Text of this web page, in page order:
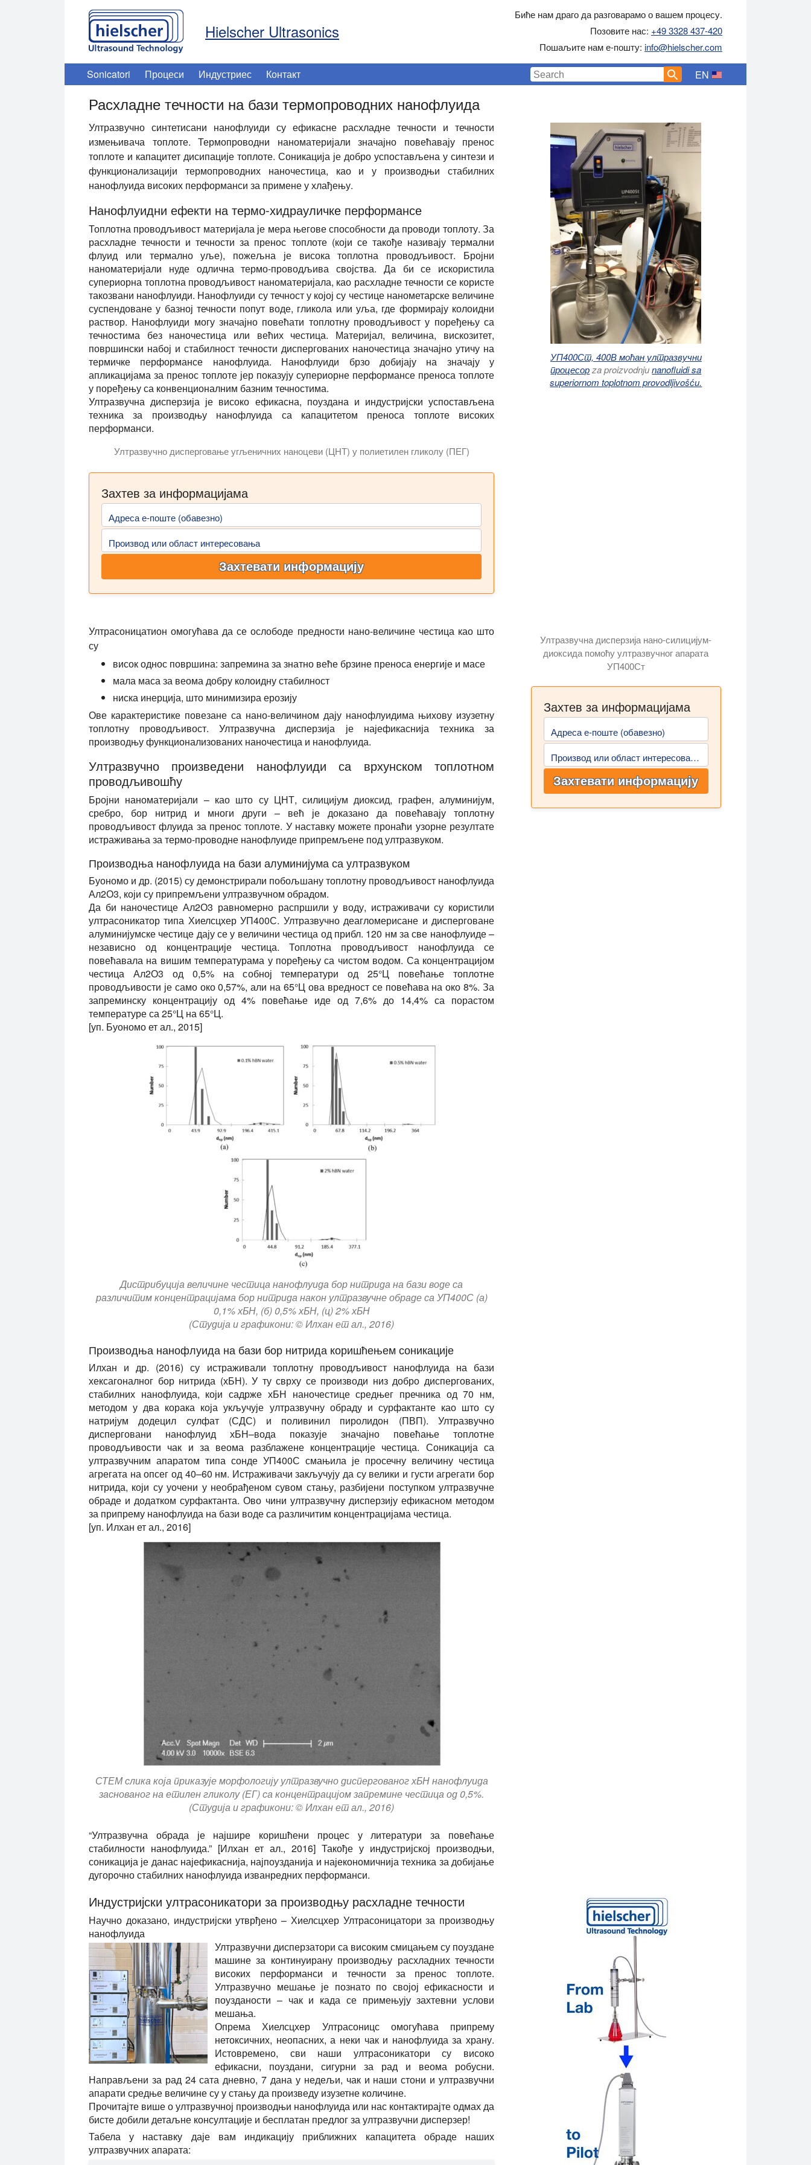
Hielscher Ultrasonics
Биће нам драго да разговарамо о вашем процесу.
Позовите нас: +49 3328 437-420
Пошаљите нам е-пошту: info@hielscher.com
Sonicatori Процеси Индустриес Контакт EN
Расхладне течности на бази термопроводних нанофлуида
Ултразвучно синтетисани нанофлуиди су ефикасне расхладне течности и течности
измењивача топлоте. Термопроводни наноматеријали значајно повећавају пренос
топлоте и капацитет дисипације топлоте. Соникација је добро успостављена у синтези и
функционализацији термопроводних наночестица, као и у производњи стабилних
нанофлуида високих перформанси за примене у хлађењу.
Нанофлуидни ефекти на термо-хидрауличке перформансе
Топлотна проводљивост материјала је мера његове способности да проводи топлоту. За
расхладне течности и течности за пренос топлоте (који се такође називају термални
флуид или термално уље), пожељна је висока топлотна проводљивост. Бројни
наноматеријали нуде одлична термо-проводљива својства. Да би се искористила
супериорна топлотна проводљивост наноматеријала, као расхладне течности се користе
такозвани нанофлуиди. Нанофлуиди су течност у којој су честице нанометарске величине
суспендоване у базној течности попут воде, гликола или уља, где формирају колоидни
раствор. Нанофлуиди могу значајно повећати топлотну проводљивост у поређењу са
течностима без наночестица или већих честица. Материјал, величина, вискозитет,
површински набој и стабилност течности диспергованих наночестица значајно утичу на
термичке перформансе нанофлуида. Нанофлуиди брзо добијају на значају у
апликацијама за пренос топлоте јер показују супериорне перформансе преноса топлоте
у поређењу са конвенционалним базним течностима.
Ултразвучна дисперзија је високо ефикасна, поуздана и индустријски успостављена
техника за производњу нанофлуида са капацитетом преноса топлоте високих
перформанси.
Ултразвучно дисперговање угљеничних наноцеви (ЦНТ) у полиетилен гликолу (ПЕГ)
Захтев за информацијама
Адреса е-поште (обавезно)
Производ или област интересовања
Захтевати информацију
УП400Ст, 400В моћан ултразвучни
процесорza proizvodnjunanofluidi sa
superiornom toplotnom provodljivošću.
Ултрасоницатион омогућава да се ослободе предности нано-величине честица као што
су
висок однос површина: запремина за знатно веће брзине преноса енергије и масе
мала маса за веома добру колоидну стабилност
ниска инерција, што минимизира ерозију
Ове карактеристике повезане са нано-величином дају нанофлуидима њихову изузетну
топлотну проводљивост. Ултразвучна дисперзија је најефикаснија техника за
производњу функционализованих наночестица и нанофлуида.
Ултразвучно произведени нанофлуиди са врхунском топлотном
проводљивошћу
Бројни наноматеријали – као што су ЦНТ, силицијум диоксид, графен, алуминијум,
сребро, бор нитрид и многи други – већ је доказано да повећавају топлотну
проводљивост флуида за пренос топлоте. У наставку можете пронаћи узорне резултате
истраживања за термо-проводне нанофлуиде припремљене под ултразвуком.
Производња нанофлуида на бази алуминијума са ултразвуком
Буономо и др. (2015) су демонстрирали побољшану топлотну проводљивост нанофлуида
Ал2О3, који су припремљени ултразвучном обрадом.
Да би наночестице Ал2О3 равномерно распршили у воду, истраживачи су користили
ултрасоникатор типа Хиелсцхер УП400С. Ултразвучно деагломерисане и дисперговане
алуминијумске честице дају се у величини честица од прибл. 120 нм за све нанофлуиде –
независно од концентрације честица. Топлотна проводљивост нанофлуида се
повећавала на вишим температурама у поређењу са чистом водом. Са концентрацијом
честица Ал2О3 од 0,5% на собној температури од 25°Ц повећање топлотне
проводљивости је само око 0,57%, али на 65°Ц ова вредност се повећава на око 8%. За
запреминску концентрацију од 4% повећање иде од 7,6% до 14,4% са порастом
температуре са 25°Ц на 65°Ц.
[уп. Буономо ет ал., 2015]
Дистрибуција величине честица нанофлуида бор нитрида на бази воде са
различитим концентрацијама бор нитрида након ултразвучне обраде са УП400С (а)
0,1% хБН, (б) 0,5% хБН, (ц) 2% хБН
(Студија и графикони: © Илхан ет ал., 2016)
Производња нанофлуида на бази бор нитрида коришћењем соникације
Илхан и др. (2016) су истраживали топлотну проводљивост нанофлуида на бази
хексагоналног бор нитрида (хБН). У ту сврху се производи низ добро диспергованих,
стабилних нанофлуида, који садрже хБН наночестице средњег пречника од 70 нм,
методом у два корака која укључује ултразвучну обраду и сурфактанте као што су
натријум додецил сулфат (СДС) и поливинил пиролидон (ПВП). Ултразвучно
дисперговани нанофлуид хБН–вода показује значајно повећање топлотне
проводљивости чак и за веома разблажене концентрације честица. Соникација са
ултразвучним апаратом типа сонде УП400С смањила је просечну величину честица
агрегата на опсег од 40–60 нм. Истраживачи закључују да су велики и густи агрегати бор
нитрида, који су уочени у необрађеном сувом стању, разбијени поступком ултразвучне
обраде и додатком сурфактанта. Ово чини ултразвучну дисперзију ефикасном методом
за припрему нанофлуида на бази воде са различитим концентрацијама честица.
[уп. Илхан ет ал., 2016]
СТЕМ слика која приказује морфологију ултразвучно диспергованог хБН нанофлуида
заснованог на етилен гликолу (ЕГ) са концентрацијом запремине честица од 0,5%.
(Студија и графикони: © Илхан ет ал., 2016)
Ултразвучна дисперзија нано-силицијум-
диоксида помоћу ултразвучног апарата
УП400Ст
Захтев за информацијама
Адреса е-поште (обавезно)
Производ или област интересовања
Захтевати информацију
“Ултразвучна обрада је најшире коришћени процес у литератури за повећање
стабилности нанофлуида.” [Илхан ет ал., 2016] Такође у индустријској производњи,
соникација је данас најефикаснија, најпоузданија и најекономичнија техника за добијање
дугорочно стабилних нанофлуида изванредних перформанси.
Индустријски ултрасоникатори за производњу расхладне течности
Научно доказано, индустријски утврђено – Хиелсцхер Ултрасоницатори за производњу
нанофлуида
Ултразвучни дисперзатори са високим смицањем су поуздане
машине за континуирану производњу расхладних течности
високих перформанси и течности за пренос топлоте.
Ултразвучно мешање је познато по својој ефикасности и
поузданости – чак и када се примењују захтевни услови
мешања.
Опрема Хиелсцхер Ултрасоницс омогућава припрему
нетоксичних, неопасних, а неки чак и нанофлуида за храну.
Истовремено, сви наши ултрасоникатори су високо
ефикасни, поуздани, сигурни за рад и веома робусни.
Направљени за рад 24 сата дневно, 7 дана у недељи, чак и наши стони и ултразвучни
апарати средње величине су у стању да произведу изузетне количине.
Прочитајте више о ултразвучној производњи нанофлуида или нас контактирајте одмах да
бисте добили детаљне консултације и бесплатан предлог за ултразвучни дисперзер!
Табела у наставку даје вам индикацију приближних капацитета обраде наших
ултразвучних апарата: